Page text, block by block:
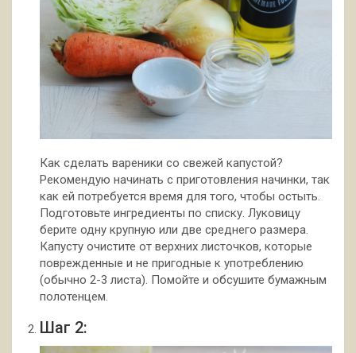
Как сделать вареники со свежей капустой?
Рекомендую начинать с приготовления начинки, так
как ей потребуется время для того, чтобы остыть.
Подготовьте ингредиенты по списку. Луковицу
берите одну крупную или две среднего размера.
Капусту очистите от верхних листочков, которые
поврежденные и не пригодные к употреблению
(обычно 2-3 листа). Помойте и обсушите бумажным
полотенцем.
Шаг 2: